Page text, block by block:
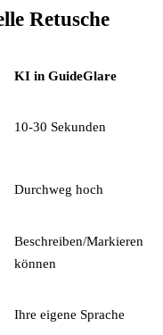
Retusche
KI in GuideGlare
10-30 Sekunden
Durchweg hoch
Beschreiben/Markieren
können
Ihre eigene Sprache